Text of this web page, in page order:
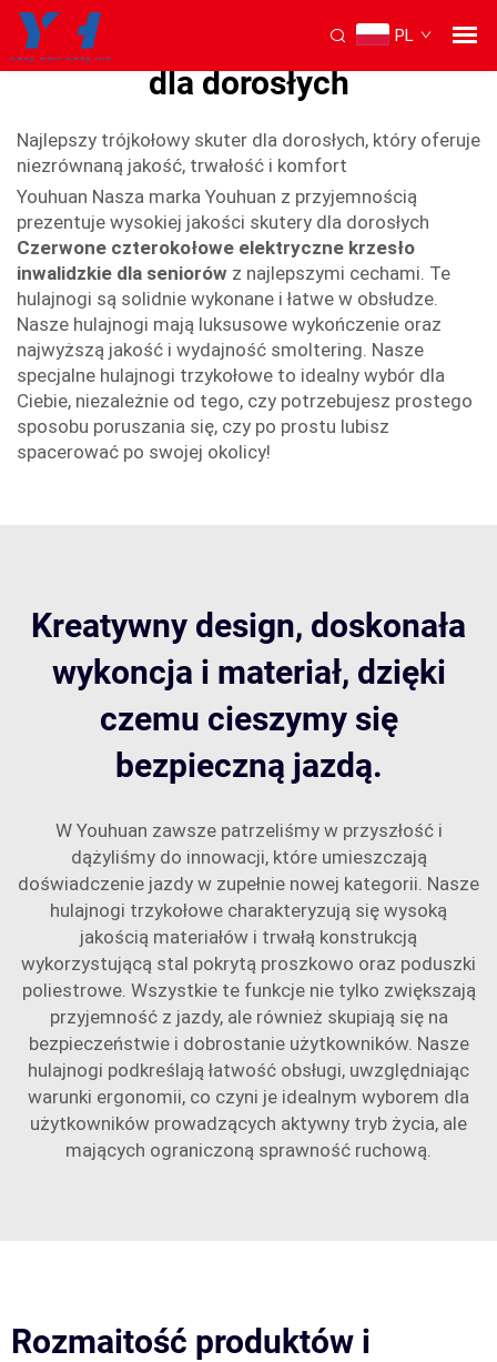
PL
Rower elektryczny trójkołowy
dla dorosłych
Najlepszy trójkołowy skuter dla dorosłych, który oferuje
niezrównaną jakość, trwałość i komfort
Youhuan Nasza marka Youhuan z przyjemnością
prezentuje wysokiej jakości skutery dla dorosłych
Czerwone czterokołowe elektryczne krzesło
inwalidzkie dla seniorów z najlepszymi cechami. Te
hulajnogi są solidnie wykonane i łatwe w obsłudze.
Nasze hulajnogi mają luksusowe wykończenie oraz
najwyższą jakość i wydajność smoltering. Nasze
specjalne hulajnogi trzykołowe to idealny wybór dla
Ciebie, niezależnie od tego, czy potrzebujesz prostego
sposobu poruszania się, czy po prostu lubisz
spacerować po swojej okolicy!
Kreatywny design, doskonała
wykoncja i materiał, dzięki
czemu cieszymy się
bezpieczną jazdą.
W Youhuan zawsze patrzeliśmy w przyszłość i
dążyliśmy do innowacji, które umieszczają
doświadczenie jazdy w zupełnie nowej kategorii. Nasze
hulajnogi trzykołowe charakteryzują się wysoką
jakością materiałów i trwałą konstrukcją
wykorzystującą stal pokrytą proszkowo oraz poduszki
poliestrowe. Wszystkie te funkcje nie tylko zwiększają
przyjemność z jazdy, ale również skupiają się na
bezpieczeństwie i dobrostanie użytkowników. Nasze
hulajnogi podkreślają łatwość obsługi, uwzględniając
warunki ergonomii, co czyni je idealnym wyborem dla
użytkowników prowadzących aktywny tryb życia, ale
mających ograniczoną sprawność ruchową.
Rozmaitość produktów i